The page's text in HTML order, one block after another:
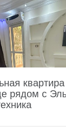
рядом с Эль